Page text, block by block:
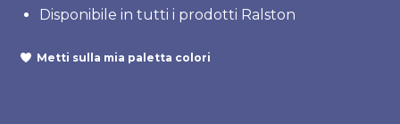
Disponibile in tutti i prodotti Ralston
Metti sulla mia paletta colori